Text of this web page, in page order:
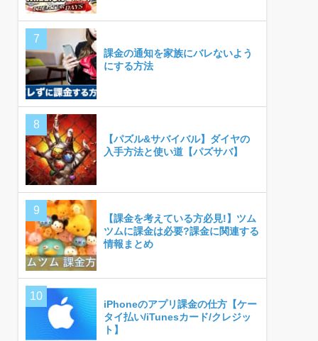
課金の通知を家族にバレないよう
にする方法
【パズル&サバイバル】ダイヤの
入手方法と使い道【パズサバ】
【課金を考えている方必見!】ツム
ツムに課金は必要?課金に関連する
情報まとめ
iPhoneのアプリ課金の仕方【ケー
タイ払い/iTunesカード/クレジッ
ト】